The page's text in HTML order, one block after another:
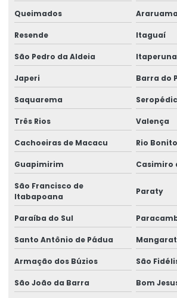
Etiquetas Adesivas Em Diferentes Medidas
Etiquetas Adesivas Metalizadas Para
Etiquetas Adesivas Metalizadas
Etiquetas Adesivas Para Embalagens
Etiquetas Adesivas Para Festas E Eventos
Etiquetas Adesivas Para Identificação De
Etiquetas Adesivas Para Marcação De
Etiquetas Adesivas Para Produtos
Etiquetas Adesivas Para Produtos
Etiquetas Adesivas Para Roupas E Têxteis
Etiquetas Adesivas Personalizadas
Etiquetas Auto Adesivas Para Vários
Etiquetas De Bopp Transparente
Queimados Araruama
Resende Itaguaí
São Pedro da Aldeia Itaperuna
Japeri Barra do
Saquarema
Três Rios Valença
Cachoeiras de Macacu Rio Bonito
Guapimirim Casimiro
São Francisco de
Itabapoana
Paraty
Paraíba do Sul
Santo Antônio de Pádua
Armação dos Búzios São
São João da Barra Bom